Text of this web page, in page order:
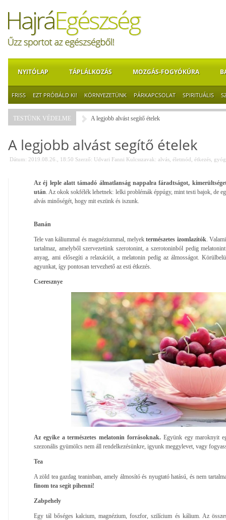
NYITÓLAP TÁPLÁLKOZÁS MOZGÁS-FOGYÓKÚRA
FRISS EZT PRÓBÁLD KI! KÖRNYEZETÜNK PÁRKAPCSOLAT SPIRITUÁLIS
TESTÜNK VÉDELME A legjobb alvást segítő ételek
A legjobb alvást segítő ételek
Dátum: 2019.08.26., 18:50 Szerző: Udvari Fanni Kulcsszavak: alvás életmód étkezés
Az éj leple alatt támadó álmatlanság nappalra fáradtságot,
után . Az okok sokfélék lehetnek: lelki problémák éppúgy, mint testi bajok, de
alvás minőségét, hogy mit eszünk és iszunk.
Banán
Tele van káliummal és magnéziummal, melyek természetes izomlazítók .
tartalmaz, amelyből szervezetünk szerotonint, a szerotoninból pedig
anyag, ami elősegíti a relaxációt, a melatonin pedig az álmosságot.
agyunkat, így pontosan tervezhető az esti étkezés.
Cseresznye
Az egyike a természetes melatonin forrásoknak. Együnk egy maroknyit
szezonális gyümölcs nem áll rendelkezésünkre, igyunk meggylevet, vagy
Tea
A zöld tea gazdag teaninban, amely álmosító és nyugtató hatású, és nem
finom tea segít pihenni!
Zabpehely
Egy tál bőséges kalcium, magnézium, foszfor, szilícium és kálium. Az